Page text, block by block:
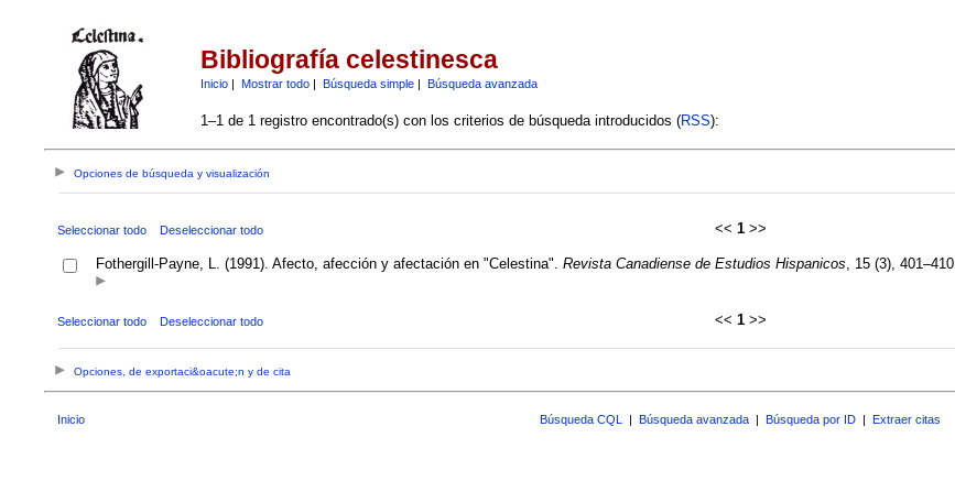
Bibliografía celestinesca
Inicio| Mostrar todo| Búsqueda simple| Búsqueda avanzada
1–1 de 1 registro encontrado(s) con los criterios de búsqueda introducidos (RSS):
Opciones de búsqueda y visualización
Seleccionar todo Deseleccionar todo << 1>>
Fothergill-Payne, L. (1991). Afecto, afección y afectación en "Celestina". Revista Canadiense de Estudios Hispanicos , 15 (3), 401–410.
Seleccionar todo Deseleccionar todo << 1>>
Opciones, de exportaci&oacute;n y de cita
Inicio Búsqueda CQL | Búsqueda avanzada | Búsqueda por ID | Extraer citas